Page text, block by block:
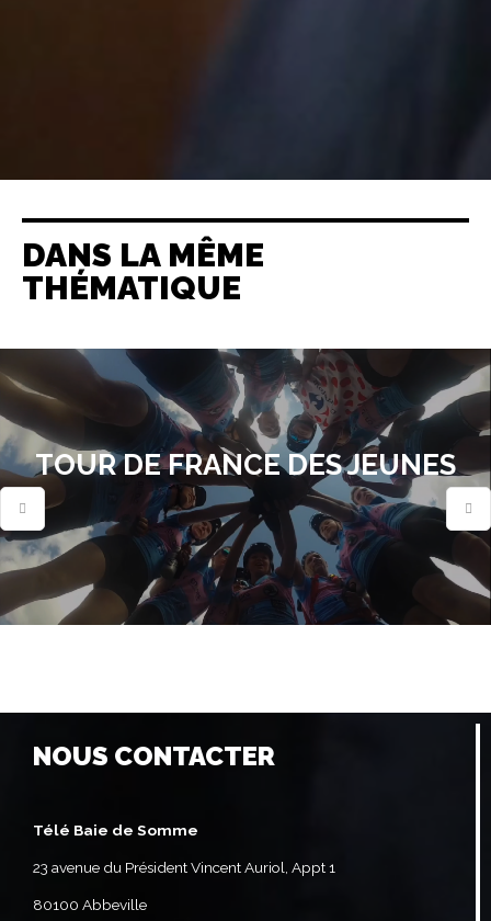
DANS LA MÊME
THÉMATIQUE
TOUR DE FRANCE DES JEUNES
NOUS CONTACTER
Télé Baie de Somme
23 avenue du Président Vincent Auriol, Appt 1
80100 Abbeville